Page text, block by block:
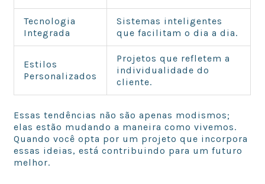
Tecnologia
Integrada
Sistemas inteligentes
que facilitam o dia a dia.
Estilos
Personalizados
Projetos que refletem a
individualidade do
cliente.
Essas tendências não são apenas modismos;
elas estão mudando a maneira como vivemos.
Quando você opta por um projeto que incorpora
essas ideias, está contribuindo para um futuro
melhor.